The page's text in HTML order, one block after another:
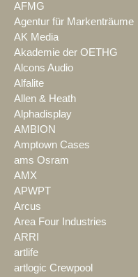
AFMG
Agentur für Markenträume
AK Media
Akademie der OETHG
Alcons Audio
Alfalite
Allen & Heath
Alphadisplay
AMBION
Amptown Cases
ams Osram
AMX
APWPT
Arcus
Area Four Industries
ARRI
artlife
artlogic Crewpool